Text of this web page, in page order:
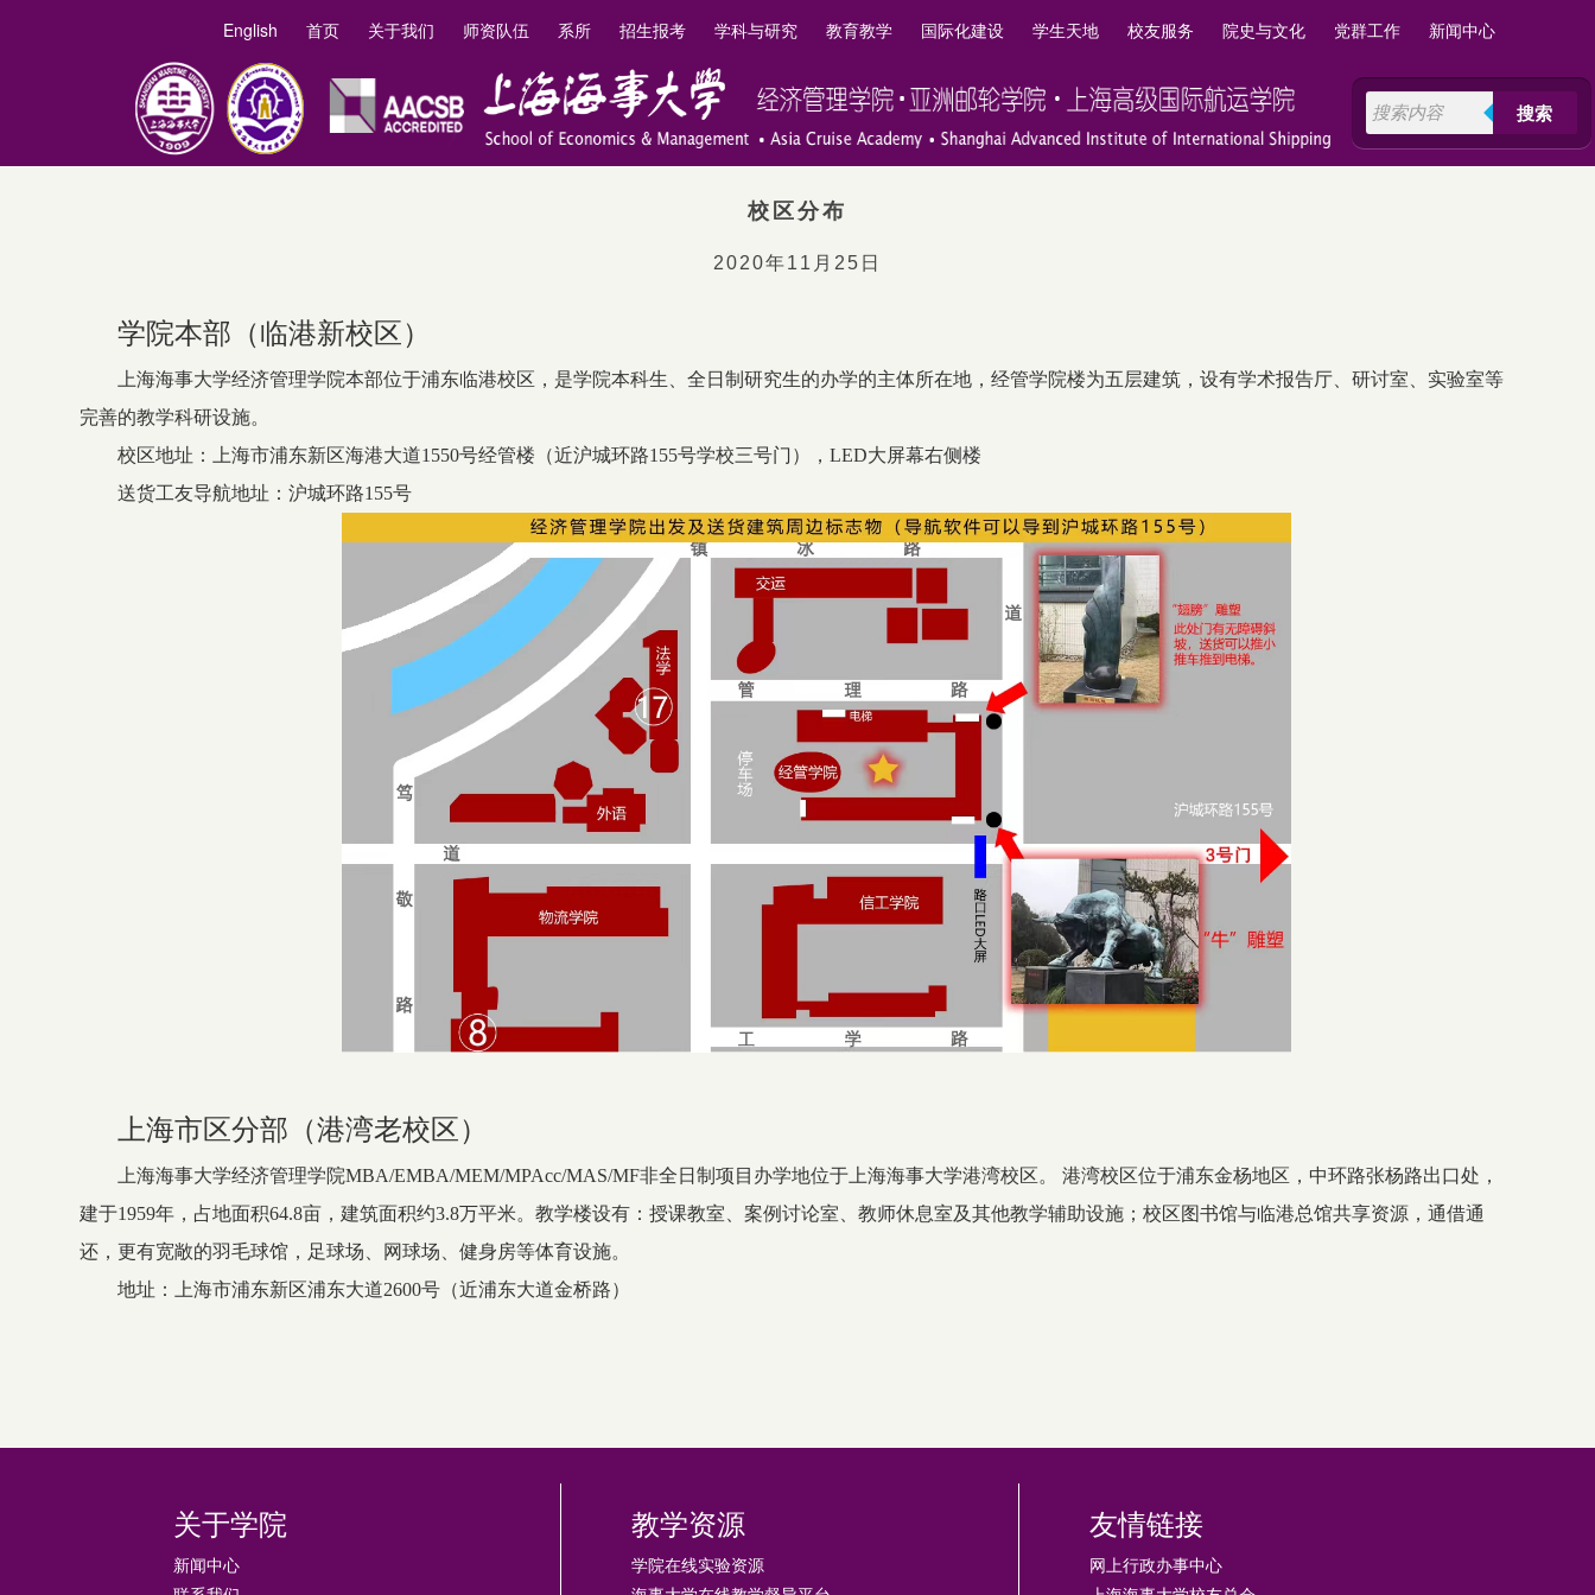
搜索
English 首页 关于我们 师资队伍 系所 招生报考 学科与研究 教育教学 国际化建设 学生天地 校友服务 院史与文化 党群工作 新闻中心
校区分布
2020年11月25日
学院本部（临港新校区）
上海海事大学经济管理学院本部位于浦东临港校区，是学院本科生、全日制研究生的办学的主体所在地，经管学院楼为五层建筑，设有学术报告厅、研讨室、实验室等
完善的教学科研设施。
校区地址：上海市浦东新区海港大道1550号经管楼（近沪城环路155号学校三号门），LED大屏幕右侧楼
送货工友导航地址：沪城环路155号
上海市区分部（港湾老校区）
上海海事大学经济管理学院MBA/EMBA/MEM/MPAcc/MAS/MF非全日制项目办学地位于上海海事大学港湾校区。 港湾校区位于浦东金杨地区，中环路张杨路出口处，
建于1959年，占地面积64.8亩，建筑面积约3.8万平米。教学楼设有：授课教室、案例讨论室、教师休息室及其他教学辅助设施；校区图书馆与临港总馆共享资源，通借通
还，更有宽敞的羽毛球馆，足球场、网球场、健身房等体育设施。
地址：上海市浦东新区浦东大道2600号（近浦东大道金桥路）
关于学院
新闻中心
教学资源
学院在线实验资源
友情链接
网上行政办事中心